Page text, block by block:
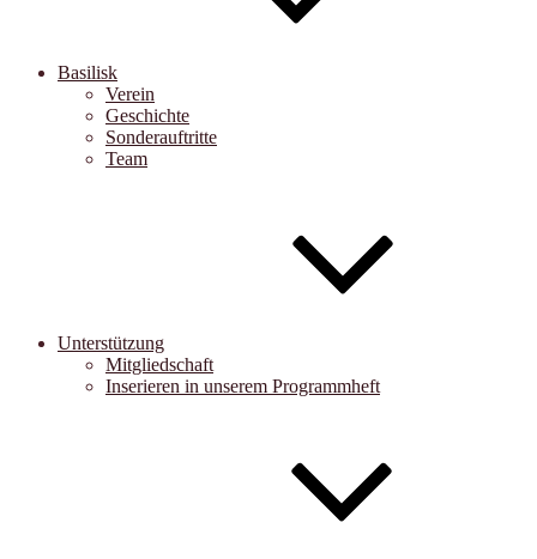
Basilisk
Verein
Geschichte
Sonderauftritte
Team
Unterstützung
Mitgliedschaft
Inserieren in unserem Programmheft